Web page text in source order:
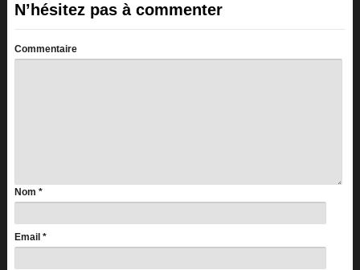
N’hésitez pas à commenter
Commentaire
Nom *
Email *